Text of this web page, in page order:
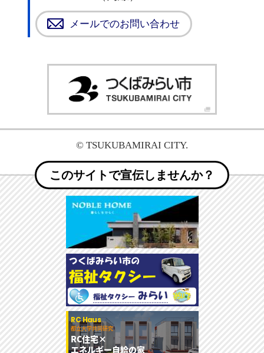
メールでのお問い合わせ
© TSUKUBAMIRAI CITY.
このサイトで宣伝しませんか？